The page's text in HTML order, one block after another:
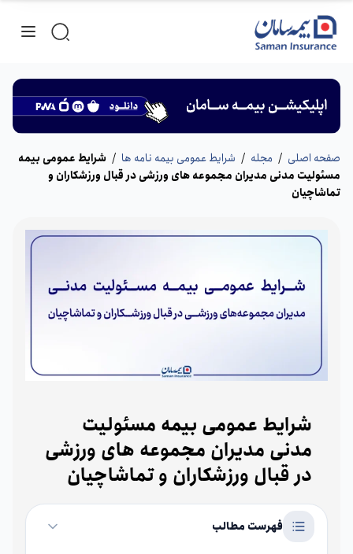
صفحه اصلی / مجله / شرایط عمومی بیمه نامه ها / شرایط عمومی بیمه
مسئولیت مدنی مدیران مجموعه های ورزشی در قبال ورزشکاران و
تماشاچیان
شرایط عمومی بیمه مسئولیت
مدنی مدیران مجموعه های ورزشی
در قبال ورزشکاران و تماشاچیان
فهرست مطالب